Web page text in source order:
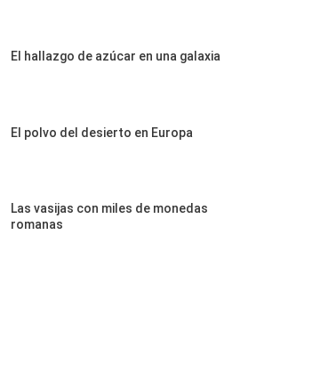
El hallazgo de azúcar en una galaxia
El polvo del desierto en Europa
Las vasijas con miles de monedas
romanas